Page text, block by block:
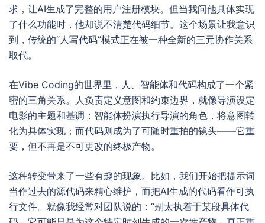
求，让AI生成了完整的用户注册模块。但当我问他具体实现
了什么功能时，他却说不清楚代码细节。这个场景让我意识
到，传统的“人写代码”模式正在被一种全新的三元协作关系
取代。
在Vibe Coding的世界里，人、智能体和代码构成了一个紧
密的三角关系。人负责定义意图和约束边界，就像导演设定
电影的主题和基调；智能体扮演执行导演的角色，将意图转
化为具体实现；而代码则成为了可随时重拍的镜头——它重
要，但不再是不可更改的终极产物。
这种转变带来了一些有趣的现象。比如，我们开始把提示词
当作过去的源代码来精心维护，而把AI生成的代码看作可执
行文件。就像我经常对团队说的：“别太执着于某段具体代